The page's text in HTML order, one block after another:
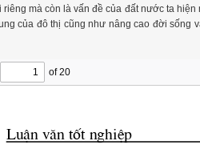
mà còn là vấn đề của đất nước ta
của đô thị cũng như nâng cao đời sống